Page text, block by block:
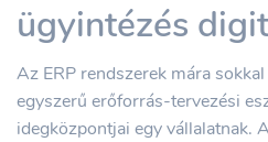
ügyintézés
Az ERP rendszerek mára
egyszerű erőforrás-tervezési
idegközpontjai egy vállalatnak.